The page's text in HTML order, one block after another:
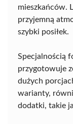
mieszkańców.
przyjemną
szybki posiłek.
Specjalnością
przygotowuje
dużych
warianty,
dodatki, takie